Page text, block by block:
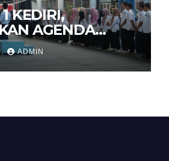
KEDIRI,
AGENDA
ADMIN